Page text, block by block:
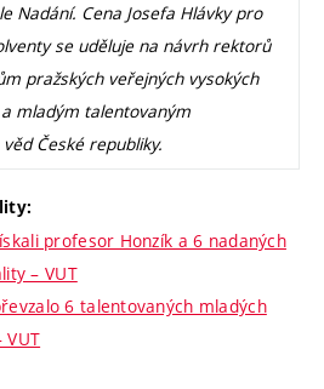
Nadání. Cena Josefa Hlávky pro
se uděluje na návrh rektorů
pražských veřejných vysokých
mladým talentovaným
České republiky.
profesor Honzík a 6 nadaných
– VUT
6 talentovaných mladých
VUT